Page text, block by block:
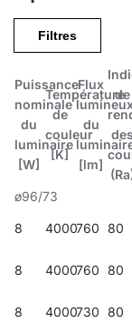
Filtres
Puissance
nominale
du
luminaire
[W]
Température
de
couleur
[K]
Flux
du
[lm]
de
des
ø96/73
8 4000760 80
8 4000760 80
8 4000730 80